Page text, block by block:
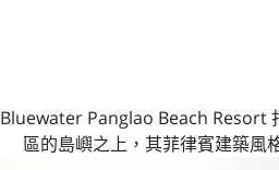
Bluewater Panglao Beach Resort
區的島嶼之上，其菲律賓建築風